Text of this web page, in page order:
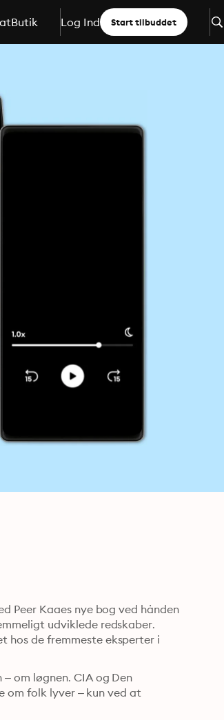
Butik Log Ind Start tilbuddet
Peer Kaaes nye bog ved hånden
udviklede redskaber.
hos de fremmeste eksperter i
om løgnen. CIA og Den
om folk lyver – kun ved at